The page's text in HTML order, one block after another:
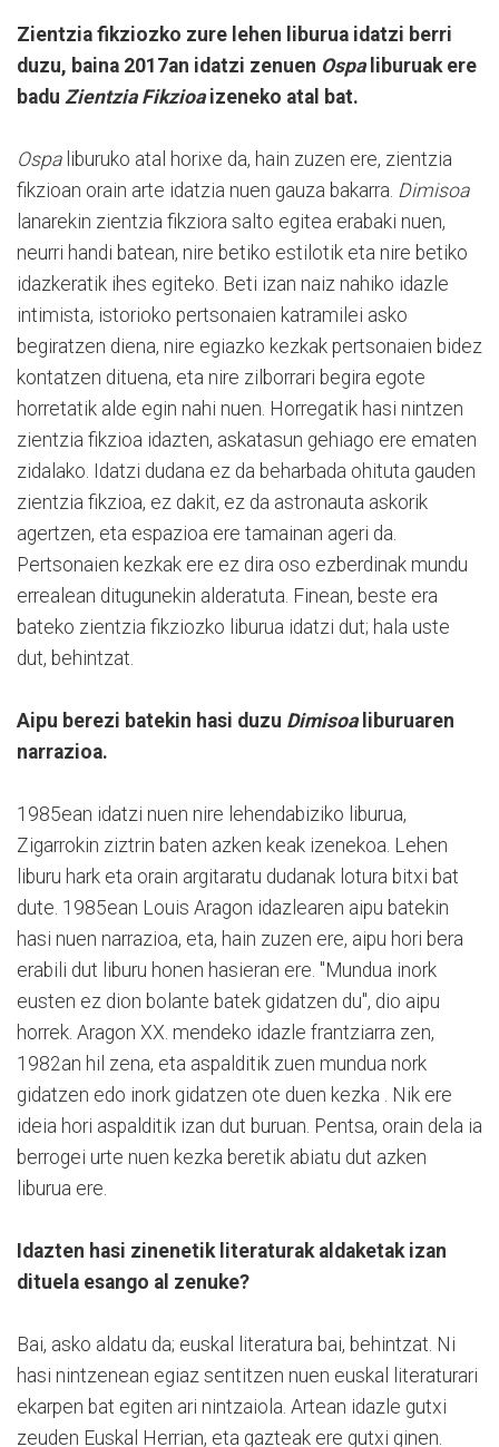
Zientzia fikziozko zure lehen liburua idatzi berri
duzu, baina 2017an idatzi zenuen Ospaliburuak ere
badu Zientzia Fikzioaizeneko atal bat.
Ospaliburuko atal horixe da, hain zuzen ere, zientzia
fikzioan orain arte idatzia nuen gauza bakarra. Dimisoa
lanarekin zientzia fikziora salto egitea erabaki nuen,
neurri handi batean, nire betiko estilotik eta nire betiko
idazkeratik ihes egiteko. Beti izan naiz nahiko idazle
intimista, istorioko pertsonaien katramilei asko
begiratzen diena, nire egiazko kezkak pertsonaien bidez
kontatzen dituena, eta nire zilborrari begira egote
horretatik alde egin nahi nuen. Horregatik hasi nintzen
zientzia fikzioa idazten, askatasun gehiago ere ematen
zidalako. Idatzi dudana ez da beharbada ohituta gauden
zientzia fikzioa, ez dakit, ez da astronauta askorik
agertzen, eta espazioa ere tamainan ageri da.
Pertsonaien kezkak ere ez dira oso ezberdinak mundu
errealean ditugunekin alderatuta. Finean, beste era
bateko zientzia fikziozko liburua idatzi dut; hala uste
dut, behintzat.
Aipu berezi batekin hasi duzu Dimisoaliburuaren
narrazioa.
1985ean idatzi nuen nire lehendabiziko liburua,
Zigarrokin ziztrin baten azken keak izenekoa. Lehen
liburu hark eta orain argitaratu dudanak lotura bitxi bat
dute. 1985ean Louis Aragon idazlearen aipu batekin
hasi nuen narrazioa, eta, hain zuzen ere, aipu hori bera
erabili dut liburu honen hasieran ere. "Mundua inork
eusten ez dion bolante batek gidatzen du", dio aipu
horrek. Aragon XX. mendeko idazle frantziarra zen,
1982an hil zena, eta aspalditik zuen mundua nork
gidatzen edo inork gidatzen ote duen kezka . Nik ere
ideia hori aspalditik izan dut buruan. Pentsa, orain dela ia
berrogei urte nuen kezka beretik abiatu dut azken
liburua ere.
Idazten hasi zinenetik literaturak aldaketak izan
dituela esango al zenuke?
Bai, asko aldatu da; euskal literatura bai, behintzat. Ni
hasi nintzenean egiaz sentitzen nuen euskal literaturari
ekarpen bat egiten ari nintzaiola. Artean idazle gutxi
zeuden Euskal Herrian, eta gazteak ere gutxi ginen.